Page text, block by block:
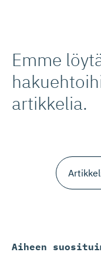
Emme
artikkelia.
Aiheen